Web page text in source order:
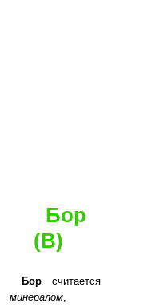
Бор
(B)
Бор считается
минералом,